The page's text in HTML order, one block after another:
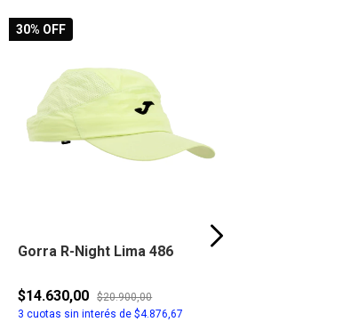
30% OFF
Gorra R-Night Lima 486
$14.630,00
$20.900,00
3 cuotas sin interés de$4.876,67